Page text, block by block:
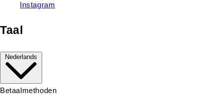
Instagram
Taal
Nederlands
Betaalmethoden